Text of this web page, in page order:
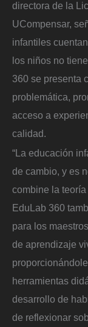
directora de la
UCompensar,
infantiles
los niños no
360 se presenta
problemática,
acceso a
calidad.
“La educación
de cambio, y es
combine la teoría
EduLab 360
para los
de aprendizaje
herramientas
desarrollo de
de reflexionar